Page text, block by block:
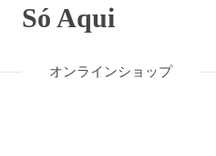
Só Aqui
オンラインショップ